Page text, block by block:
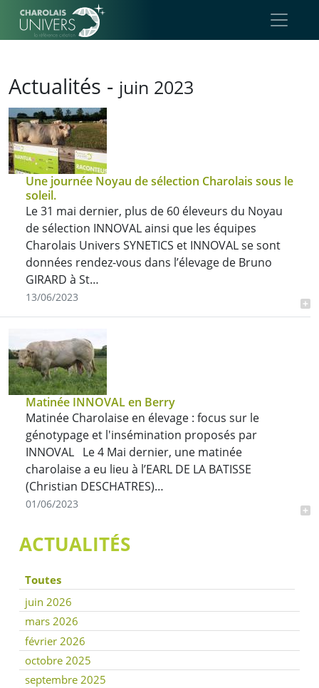
Aller au contenu principal
Actualités - juin 2023
Une journée Noyau de sélection Charolais sous le
soleil.
Le 31 mai dernier, plus de 60 éleveurs du Noyau
de sélection INNOVAL ainsi que les équipes
Charolais Univers SYNETICS et INNOVAL se sont
données rendez-vous dans l’élevage de Bruno
GIRARD à St…
13/06/2023
Matinée INNOVAL en Berry
Matinée Charolaise en élevage : focus sur le
génotypage et l'insémination proposés par
INNOVAL Le 4 Mai dernier, une matinée
charolaise a eu lieu à l’EARL DE LA BATISSE
(Christian DESCHATRES)…
01/06/2023
ACTUALITÉS
Toutes
juin 2026
mars 2026
février 2026
octobre 2025
septembre 2025